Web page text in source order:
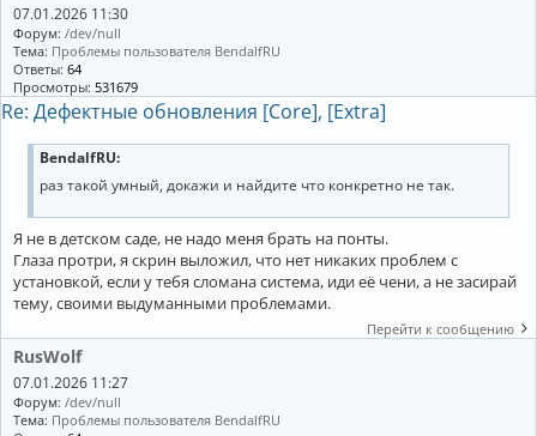
07.01.2026 11:30
Форум: /dev/null
Тема: Проблемы пользователя BendalfRU
Ответы: 64
Просмотры: 531679
Re: Дефектные обновления [Core], [Extra]
BendalfRU:
раз такой умный, докажи и найдите что конкретно не так.
Я не в детском саде, не надо меня брать на понты.
Глаза протри, я скрин выложил, что нет никаких проблем с
установкой, если у тебя сломана система, иди её чени, а не засирай
тему, своими выдуманными проблемами.
Перейти к сообщению
RusWolf
07.01.2026 11:27
Форум: /dev/null
Тема: Проблемы пользователя BendalfRU